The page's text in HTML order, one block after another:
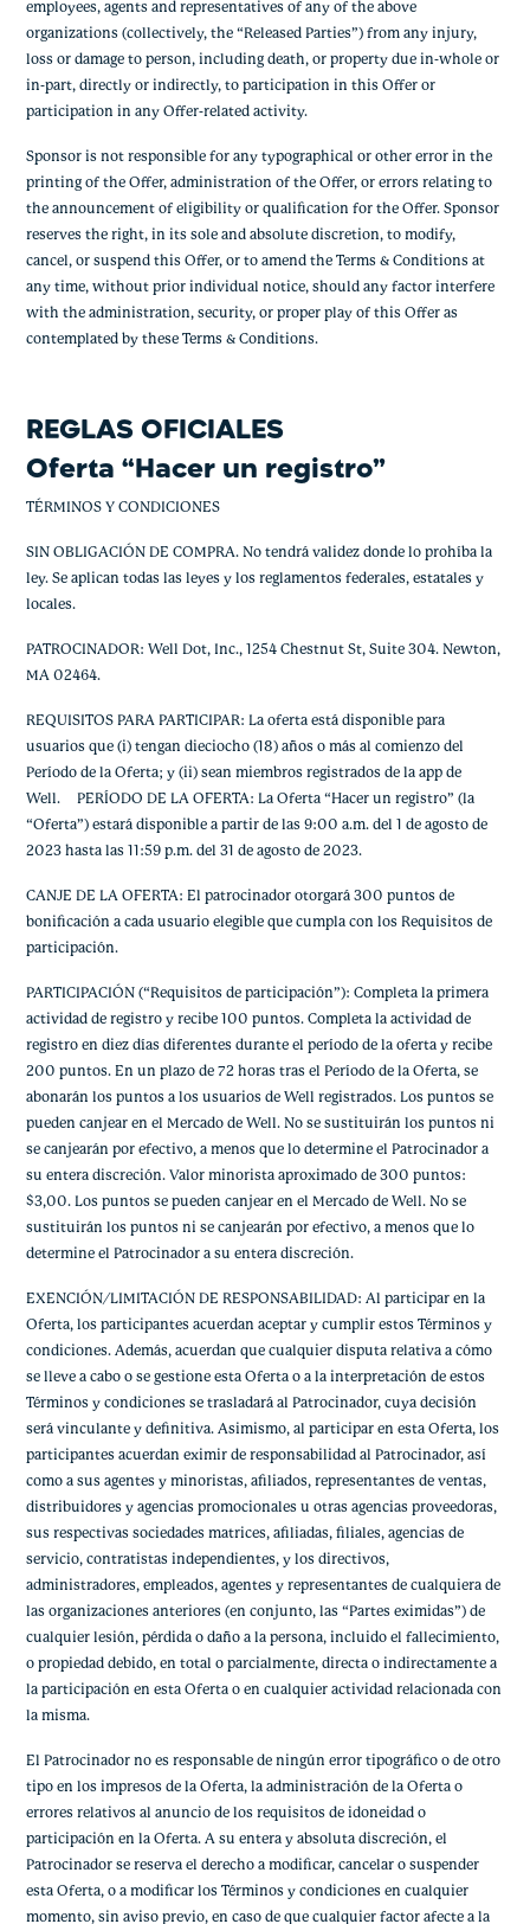
employees, agents and representatives of any of the above
organizations (collectively, the “Released Parties”) from any injury,
loss or damage to person, including death, or property due in-whole or
in-part, directly or indirectly, to participation in this Offer or
participation in any Offer-related activity.
Sponsor is not responsible for any typographical or other error in the
printing of the Offer, administration of the Offer, or errors relating to
the announcement of eligibility or qualification for the Offer. Sponsor
reserves the right, in its sole and absolute discretion, to modify,
cancel, or suspend this Offer, or to amend the Terms & Conditions at
any time, without prior individual notice, should any factor interfere
with the administration, security, or proper play of this Offer as
contemplated by these Terms & Conditions.
REGLAS OFICIALES
Oferta “Hacer un registro”
TÉRMINOS Y CONDICIONES
SIN OBLIGACIÓN DE COMPRA. No tendrá validez donde lo prohíba la
ley. Se aplican todas las leyes y los reglamentos federales, estatales y
locales.
PATROCINADOR: Well Dot, Inc., 1254 Chestnut St, Suite 304. Newton,
MA 02464.
REQUISITOS PARA PARTICIPAR: La oferta está disponible para
usuarios que (i) tengan dieciocho (18) años o más al comienzo del
Período de la Oferta; y (ii) sean miembros registrados de la app de
Well. PERÍODO DE LA OFERTA: La Oferta “Hacer un registro” (la
“Oferta”) estará disponible a partir de las 9:00 a.m. del 1 de agosto de
2023 hasta las 11:59 p.m. del 31 de agosto de 2023.
CANJE DE LA OFERTA: El patrocinador otorgará 300 puntos de
bonificación a cada usuario elegible que cumpla con los Requisitos de
participación.
PARTICIPACIÓN (“Requisitos de participación”): Completa la primera
actividad de registro y recibe 100 puntos. Completa la actividad de
registro en diez días diferentes durante el período de la oferta y recibe
200 puntos. En un plazo de 72 horas tras el Período de la Oferta, se
abonarán los puntos a los usuarios de Well registrados. Los puntos se
pueden canjear en el Mercado de Well. No se sustituirán los puntos ni
se canjearán por efectivo, a menos que lo determine el Patrocinador a
su entera discreción. Valor minorista aproximado de 300 puntos:
$3,00. Los puntos se pueden canjear en el Mercado de Well. No se
sustituirán los puntos ni se canjearán por efectivo, a menos que lo
determine el Patrocinador a su entera discreción.
EXENCIÓN/LIMITACIÓN DE RESPONSABILIDAD: Al participar en la
Oferta, los participantes acuerdan aceptar y cumplir estos Términos y
condiciones. Además, acuerdan que cualquier disputa relativa a cómo
se lleve a cabo o se gestione esta Oferta o a la interpretación de estos
Términos y condiciones se trasladará al Patrocinador, cuya decisión
será vinculante y definitiva. Asimismo, al participar en esta Oferta, los
participantes acuerdan eximir de responsabilidad al Patrocinador, así
como a sus agentes y minoristas, afiliados, representantes de ventas,
distribuidores y agencias promocionales u otras agencias proveedoras,
sus respectivas sociedades matrices, afiliadas, filiales, agencias de
servicio, contratistas independientes, y los directivos,
administradores, empleados, agentes y representantes de cualquiera de
las organizaciones anteriores (en conjunto, las “Partes eximidas”) de
cualquier lesión, pérdida o daño a la persona, incluido el fallecimiento,
o propiedad debido, en total o parcialmente, directa o indirectamente a
la participación en esta Oferta o en cualquier actividad relacionada con
la misma.
El Patrocinador no es responsable de ningún error tipográfico o de otro
tipo en los impresos de la Oferta, la administración de la Oferta o
errores relativos al anuncio de los requisitos de idoneidad o
participación en la Oferta. A su entera y absoluta discreción, el
Patrocinador se reserva el derecho a modificar, cancelar o suspender
esta Oferta, o a modificar los Términos y condiciones en cualquier
momento, sin aviso previo, en caso de que cualquier factor afecte a la